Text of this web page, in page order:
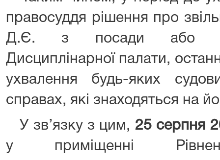
правосуддя рішення про
Д.Є. з посади або
Дисциплінарної палати,
ухвалення будь-яких
справах, які знаходяться на
У зв’язку з цим, 25 серпня
у приміщенні